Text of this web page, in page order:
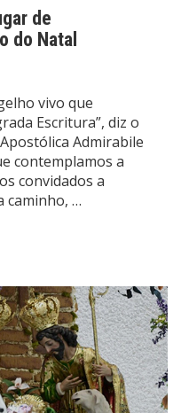
de
do Natal
vivo que
Escritura”, diz o
Admirabile
contemplamos a
convidados a
caminho, …